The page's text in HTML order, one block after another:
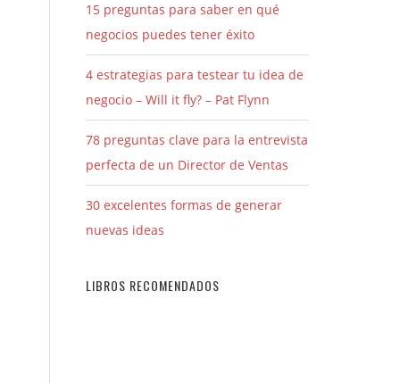
15 preguntas para saber en qué
negocios puedes tener éxito
4 estrategias para testear tu idea de
negocio – Will it fly? – Pat Flynn
78 preguntas clave para la entrevista
perfecta de un Director de Ventas
30 excelentes formas de generar
nuevas ideas
LIBROS RECOMENDADOS